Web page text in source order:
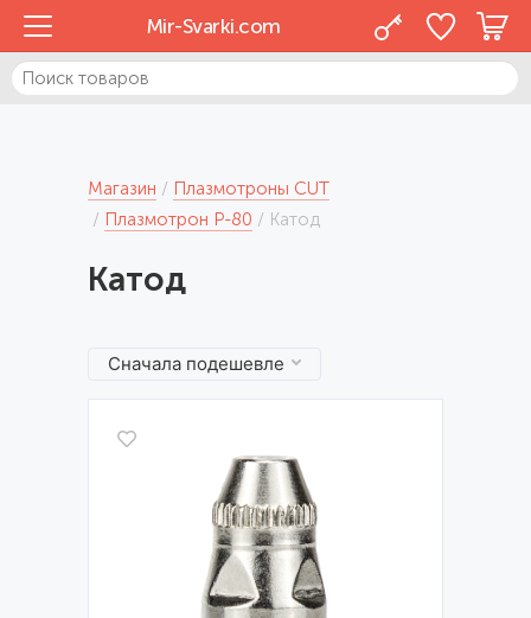
Mir-Svarki.com
Магазин
Плазмотроны CUT
Плазмотрон P-80
Катод
Катод
Сначала подешевле